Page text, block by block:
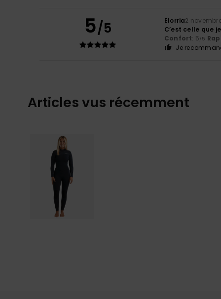
5/5 Elorria2
C’est celle que
Confort: 5/5
Je
Articles vus récemment